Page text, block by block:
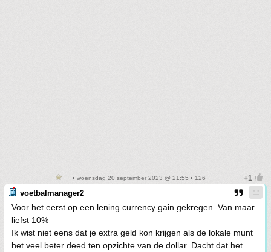
• woensdag 20 september 2023 @ 21:55 • 126
voetbalmanager2
Voor het eerst op een lening currency gain gekregen. Van maar
liefst 10%
Ik wist niet eens dat je extra geld kon krijgen als de lokale munt
het veel beter deed ten opzichte van de dollar. Dacht dat het